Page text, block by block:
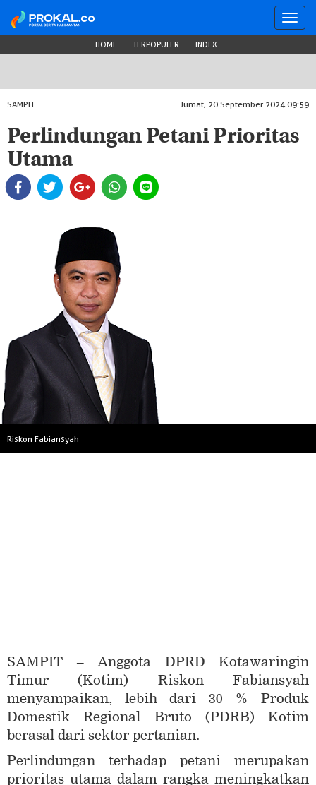
HOME TERPOPULER INDEX
SAMPIT Jumat, 20 September 2024 09:59
Perlindungan Petani Prioritas
Utama
Riskon Fabiansyah
SAMPIT – Anggota DPRD Kotawaringin
Timur (Kotim) Riskon Fabiansyah
menyampaikan, lebih dari 30 % Produk
Domestik Regional Bruto (PDRB) Kotim
berasal dari sektor pertanian.
Perlindungan terhadap petani merupakan
prioritas utama dalam rangka meningkatkan